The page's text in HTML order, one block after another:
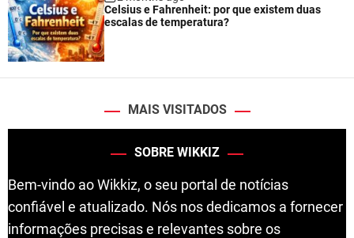
Celsius e Fahrenheit: por que existem duas
escalas de temperatura?
MAIS VISITADOS
SOBRE WIKKIZ
Bem-vindo ao Wikkiz, o seu portal de notícias
confiável e atualizado. Nós nos dedicamos a fornecer
informações precisas e relevantes sobre os